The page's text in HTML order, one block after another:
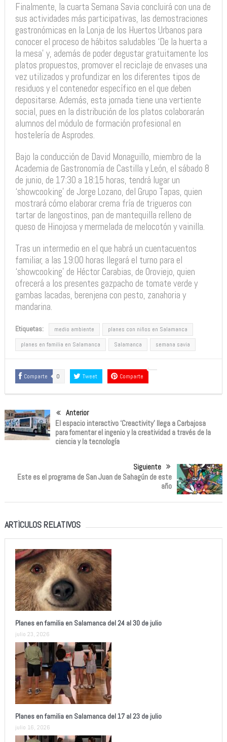
Finalmente, la cuarta Semana Savia concluirá con una de
sus actividades más participativas, las demostraciones
gastronómicas en la Lonja de los Huertos Urbanos para
conocer el proceso de hábitos saludables ‘De la huerta a
la mesa’ y, además de poder degustar gratuitamente los
platos propuestos, promover el reciclaje de envases una
vez utilizados y profundizar en los diferentes tipos de
residuos y el contenedor específico en el que deben
depositarse. Además, esta jornada tiene una vertiente
social, pues en la distribución de los platos colaborarán
alumnos del módulo de formación profesional en
hostelería de Asprodes.
Bajo la conducción de David Monaguillo, miembro de la
Academia de Gastronomía de Castilla y León, el sábado 8
de junio, de 17:30 a 18:15 horas, tendrá lugar un
‘showcooking’ de Jorge Lozano, del Grupo Tapas, quien
mostrará cómo elaborar crema fría de trigueros con
tartar de langostinos, pan de mantequilla relleno de
queso de Hinojosa y mermelada de melocotón y vainilla.
Tras un intermedio en el que habrá un cuentacuentos
familiar, a las 19:00 horas llegará el turno para el
‘showcooking’ de Héctor Carabias, de Oroviejo, quien
ofrecerá a los presentes gazpacho de tomate verde y
gambas lacadas, berenjena con pesto, zanahoria y
mandarina.
Etiquetas: medio ambiente
planes con niños en Salamanca
planes en familia en Salamanca
Salamanca semana savia
Comparte 0 Tweet Comparte
Anterior
El espacio interactivo ‘Creactivity’ llega a Carbajosa
para fomentar el ingenio y la creatividad a través de la
ciencia y la tecnología
Siguiente
Este es el programa de San Juan de Sahagún de este
año
ARTÍCULOS RELATIVOS
Planes en familia en Salamanca del 24 al 30 de julio
julio 23, 2026
Planes en familia en Salamanca del 17 al 23 de julio
julio 16, 2026